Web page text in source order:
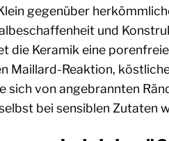
gegenüber
und
die Keramik eine
Maillard-Reaktion,
sich von angebrannten
bei sensiblen Zutaten